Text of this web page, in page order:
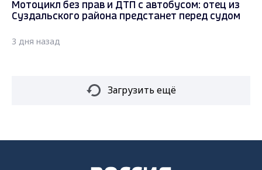
Мотоцикл без прав и ДТП с автобусом: отец из
Суздальского района предстанет перед судом
3 дня назад
Загрузить ещё